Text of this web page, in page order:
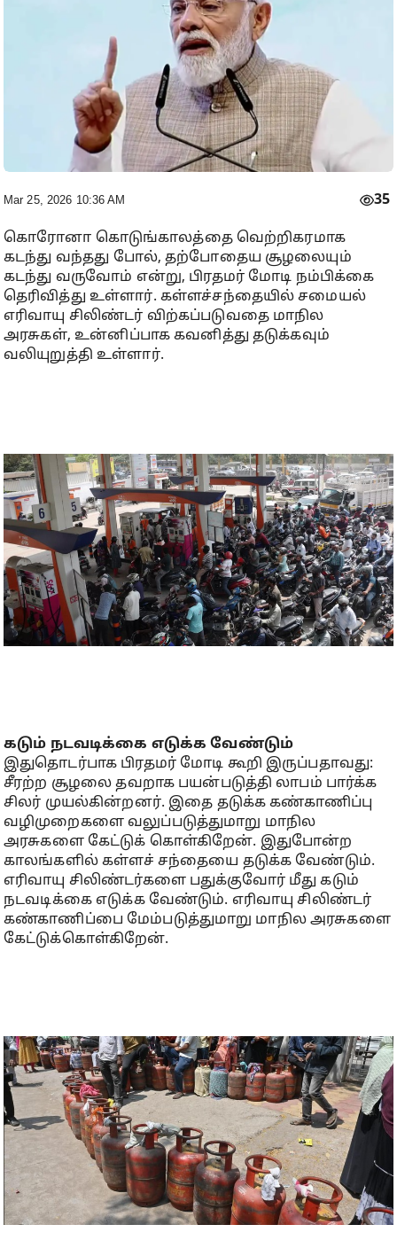
Mar 25, 2026 10:36 AM 35
கொரோனா கொடுங்காலத்தை வெற்றிகரமாக
கடந்து வந்தது போல், தற்போதைய சூழலையும்
கடந்து வருவோம் என்று, பிரதமர் மோடி நம்பிக்கை
தெரிவித்து உள்ளார். கள்ளச்சந்தையில் சமையல்
எரிவாயு சிலிண்டர் விற்கப்படுவதை மாநில
அரசுகள், உன்னிப்பாக கவனித்து தடுக்கவும்
வலியுறுத்தி உள்ளார்.
கடும் நடவடிக்கை எடுக்க வேண்டும்
இதுதொடர்பாக பிரதமர் மோடி கூறி இருப்பதாவது:
சீரற்ற சூழலை தவறாக பயன்படுத்தி லாபம் பார்க்க
சிலர் முயல்கின்றனர். இதை தடுக்க கண்காணிப்பு
வழிமுறைகளை வலுப்படுத்துமாறு மாநில
அரசுகளை கேட்டுக் கொள்கிறேன். இதுபோன்ற
காலங்களில் கள்ளச் சந்தையை தடுக்க வேண்டும்.
எரிவாயு சிலிண்டர்களை பதுக்குவோர் மீது கடும்
நடவடிக்கை எடுக்க வேண்டும். எரிவாயு சிலிண்டர்
கண்காணிப்பை மேம்படுத்துமாறு மாநில அரசுகளை
கேட்டுக்கொள்கிறேன்.